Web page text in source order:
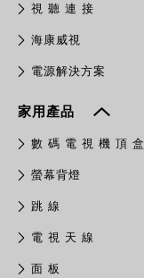
視 聽 連 接
​海康威視
電源解決方案
家用產品
數 碼 電 視 機 頂 盒
螢幕背燈
跳 線
電 視 天 線
面 板